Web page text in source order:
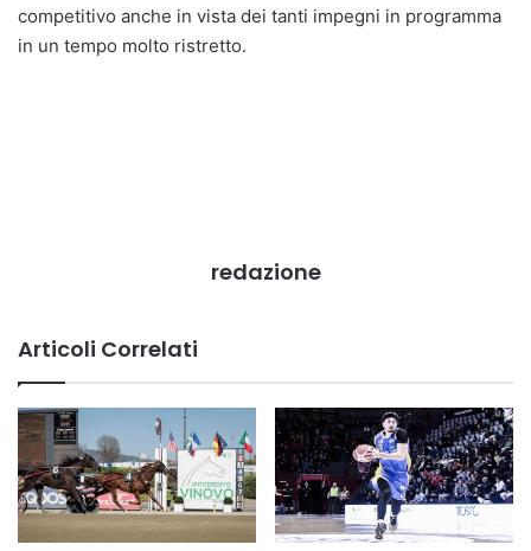
competitivo anche in vista dei tanti impegni in programma
in un tempo molto ristretto.
redazione
Articoli Correlati